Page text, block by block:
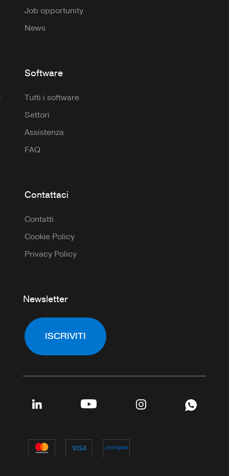
Job opportunity
News
Software
Tutti i software
Settori
Assistenza
FAQ
Contattaci
Contatti
Cookie Policy
Privacy Policy
Newsletter
ISCRIVITI